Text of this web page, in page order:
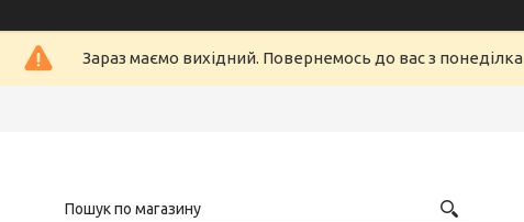
Зараз маємо вихідний. Повернемось до вас з понеділка